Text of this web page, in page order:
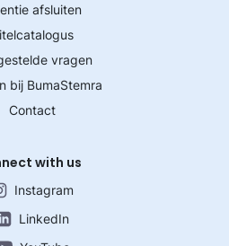
afsluiten
vragen
bij BumaStemra
Contact
with us
Instagram
LinkedIn